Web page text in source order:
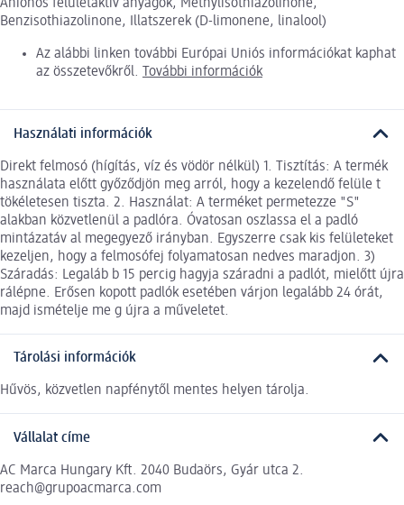
Anionos felületaktív anyagok, Methylisothiazolinone,
Benzisothiazolinone, Illatszerek (D-limonene, linalool)
Az alábbi linken további Európai Uniós információkat kaphat
az összetevőkről. További információk
Használati információk
Direkt felmosó (hígítás, víz és vödör nélkül) 1. Tisztítás: A termék
használata előtt győződjön meg arról, hogy a kezelendő felüle t
tökéletesen tiszta. 2. Használat: A terméket permetezze "S"
alakban közvetlenül a padlóra. Óvatosan oszlassa el a padló
mintázatáv al megegyező irányban. Egyszerre csak kis felületeket
kezeljen, hogy a felmosófej folyamatosan nedves maradjon. 3)
Száradás: Legaláb b 15 percig hagyja száradni a padlót, mielőtt újra
rálépne. Erősen kopott padlók esetében várjon legalább 24 órát,
majd ismételje me g újra a műveletet.
Tárolási információk
Hűvös, közvetlen napfénytől mentes helyen tárolja.
Vállalat címe
AC Marca Hungary Kft. 2040 Budaörs, Gyár utca 2.
reach@grupoacmarca.com